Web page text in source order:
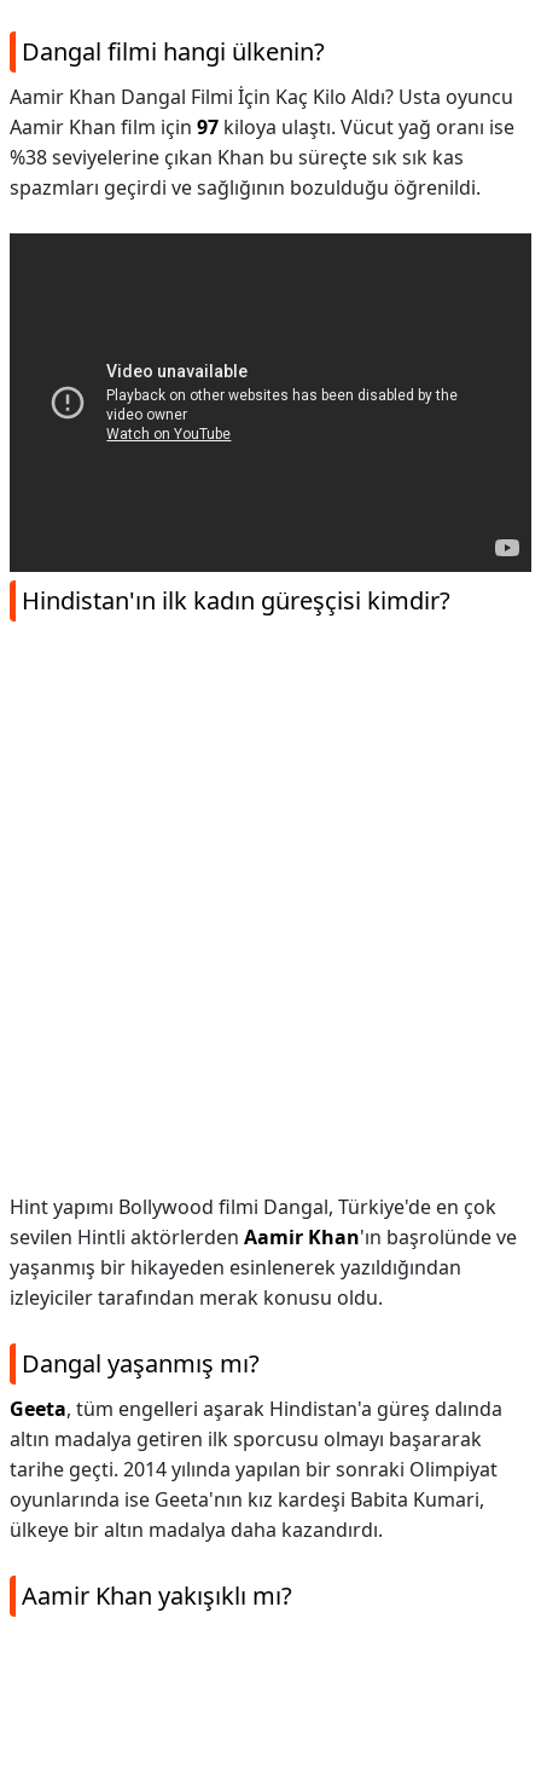
Dangal filmi hangi ülkenin?
Aamir Khan Dangal Filmi İçin Kaç Kilo Aldı? Usta oyuncu
Aamir Khan film için 97 kiloya ulaştı. Vücut yağ oranı ise
%38 seviyelerine çıkan Khan bu süreçte sık sık kas
spazmları geçirdi ve sağlığının bozulduğu öğrenildi.
Hindistan'ın ilk kadın güreşçisi kimdir?
Hint yapımı Bollywood filmi Dangal, Türkiye'de en çok
sevilen Hintli aktörlerden Aamir Khan'ın başrolünde ve
yaşanmış bir hikayeden esinlenerek yazıldığından
izleyiciler tarafından merak konusu oldu.
Dangal yaşanmış mı?
Geeta, tüm engelleri aşarak Hindistan'a güreş dalında
altın madalya getiren ilk sporcusu olmayı başararak
tarihe geçti. 2014 yılında yapılan bir sonraki Olimpiyat
oyunlarında ise Geeta'nın kız kardeşi Babita Kumari,
ülkeye bir altın madalya daha kazandırdı.
Aamir Khan yakışıklı mı?